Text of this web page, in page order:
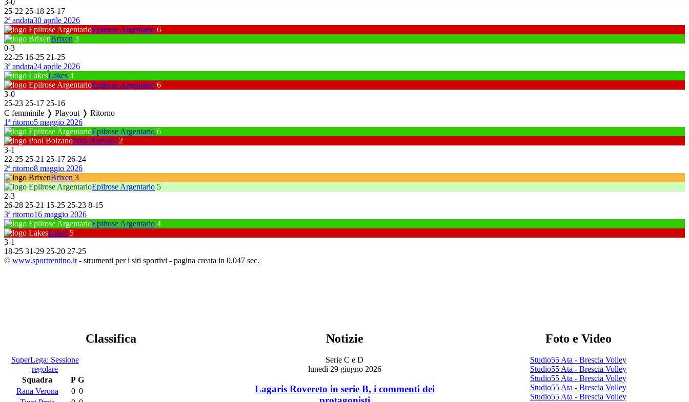
25-22 25-18 25-17
2ª andata30 aprile 2026
Epilrose Argentario 6
Brixen 3
0-3
22-25 16-25 21-25
3ª andata24 aprile 2026
Lakes 4
Epilrose Argentario 6
3-0
25-23 25-17 25-16
C femminile ❭ Playout ❭ Ritorno
1ª ritorno5 maggio 2026
Epilrose Argentario 6
Pool Bolzano 2
3-1
22-25 25-21 25-17 26-24
2ª ritorno8 maggio 2026
Brixen 3
Epilrose Argentario 5
2-3
26-28 25-21 15-25 25-23 8-15
3ª ritorno16 maggio 2026
Epilrose Argentario 4
Lakes 5
3-1
18-25 31-29 25-20 27-25
© www.sportrentino.it - strumenti per i siti sportivi - pagina creata in 0,047 sec.
Classifica
SuperLega: Sessione
regolare
Squadra
P G
Rana Verona
0 0
Notizie
Serie C e D
lunedì 29 giugno 2026
Lagaris Rovereto in serie B, i commenti dei
Foto e Video
Studio55 Ata - Brescia Volley
Studio55 Ata - Brescia Volley
Studio55 Ata - Brescia Volley
Studio55 Ata - Brescia Volley
Studio55 Ata - Brescia Volley